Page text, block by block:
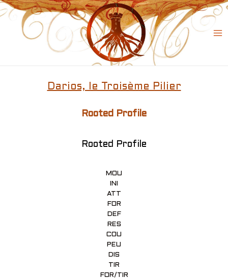
Skip
to
content
Darios, le Troisème Pilier
Rooted Profile
Rooted Profile
MOU
INI
ATT
FOR
DEF
RES
COU
PEU
DIS
TIR
FOR/TIR